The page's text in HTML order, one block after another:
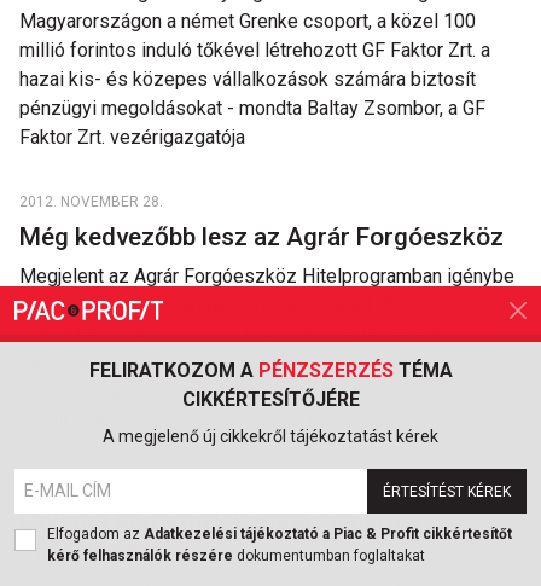
Magyarországon a német Grenke csoport, a közel 100
millió forintos induló tőkével létrehozott GF Faktor Zrt. a
hazai kis- és közepes vállalkozások számára biztosít
pénzügyi megoldásokat - mondta Baltay Zsombor, a GF
Faktor Zrt. vezérigazgatója
2012. NOVEMBER 28.
Még kedvezőbb lesz az Agrár Forgóeszköz
Megjelent az Agrár Forgóeszköz Hitelprogramban igénybe
vehető kamattámogatásról szóló rendelet. A
mezőgazdasági-, élelmiszeripari cégek, azon belül is
különösen az állattenyésztési ágazat és a húsfeldolgozó
2012. NOVEMBER 28.
Előleget kérhetnek beruházásokra a
gazdálkodók
FELIRATKOZOM A PÉNZSZERZÉSTÉMA
CIKKÉRTESÍTŐJÉRE
A megjelenő új cikkekről tájékoztatást kérek
ÉRTESÍTÉST KÉREK
Elfogadom az Adatkezelési tájékoztató a Piac & Profit cikkértesítőt
kérő felhasználók részére dokumentumban foglaltakat